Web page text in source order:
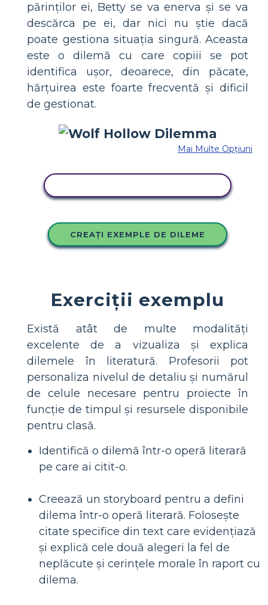
părinților ei, Betty se va enerva și se va
descărca pe ei, dar nici nu știe dacă
poate gestiona situația singură. Aceasta
este o dilemă cu care copiii se pot
identifica ușor, deoarece, din păcate,
hărțuirea este foarte frecventă și dificil
de gestionat.
Mai Multe Opțiuni
CREAȚI EXEMPLE DE DILEME
Exerciții exemplu
Există atât de multe modalități
excelente de a vizualiza și explica
dilemele în literatură. Profesorii pot
personaliza nivelul de detaliu și numărul
de celule necesare pentru proiecte în
funcție de timpul și resursele disponibile
pentru clasă.
Identifică o dilemă într-o operă literară
pe care ai citit-o.
Creează un storyboard pentru a defini
dilema într-o operă literară. Folosește
citate specifice din text care evidențiază
și explică cele două alegeri la fel de
neplăcute și cerințele morale în raport cu
dilema.